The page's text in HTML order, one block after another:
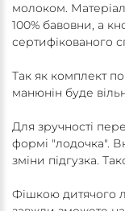
молоком.
100% бавовни, а
сертифікованого
Так як комплект
манюнін буде
Для зручності
формі "лодочка".
зміни підгузка.
Фішкою дитячого